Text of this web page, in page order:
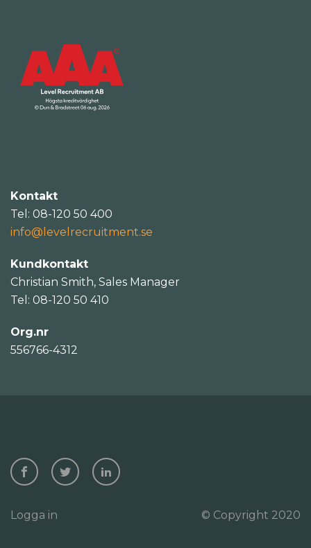
Kontakt
Tel: 08-120 50 400
info@levelrecruitment.se
Kundkontakt
Christian Smith, Sales Manager
Tel: 08-120 50 410
Org.nr
556766-4312
Logga in © Copyright 2020